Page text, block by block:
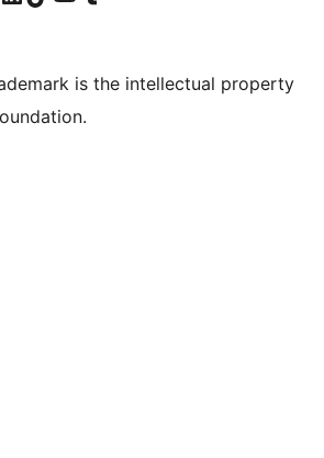
is the intellectual property